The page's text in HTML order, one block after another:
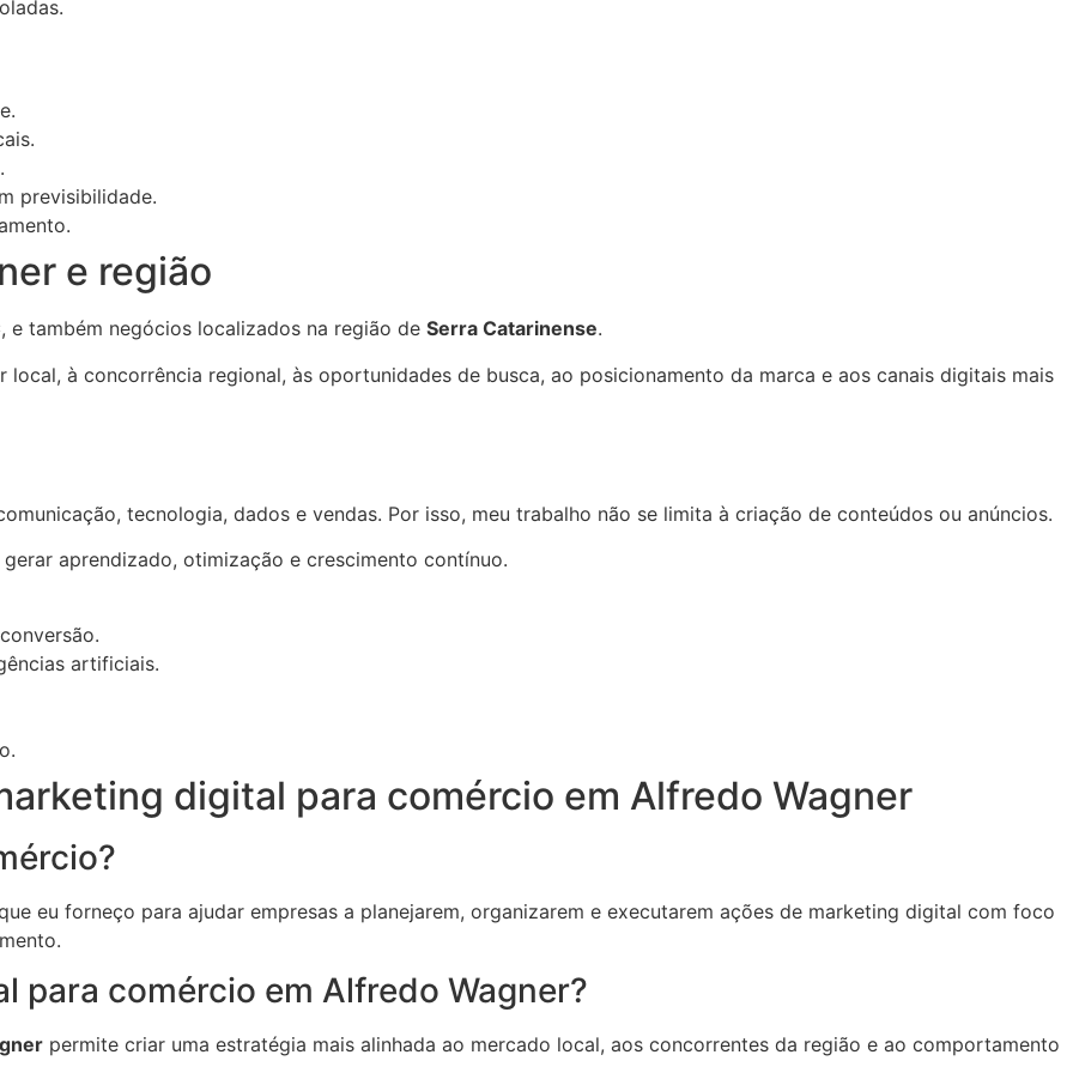
previsibilidade.
e região
, e também negócios localizados na região de Serra Catarinense.
à concorrência regional, às oportunidades de busca, ao posicionamento da marca e aos canais digitais mais
tecnologia, dados e vendas. Por isso, meu trabalho não se limita à criação de conteúdos ou anúncios.
aprendizado, otimização e crescimento contínuo.
artificiais.
digital para comércio em Alfredo Wagner
eu forneço para ajudar empresas a planejarem, organizarem e executarem ações de marketing digital com foco
para comércio em Alfredo Wagner?
permite criar uma estratégia mais alinhada ao mercado local, aos concorrentes da região e ao comportamento